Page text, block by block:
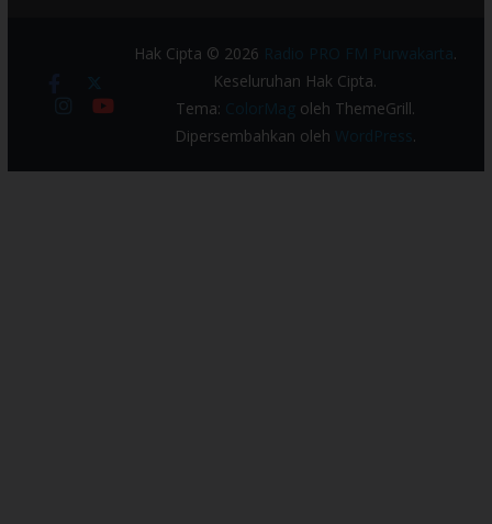
Hak Cipta © 2026 Radio PRO FM Purwakarta.
Keseluruhan Hak Cipta.
Tema: ColorMagoleh ThemeGrill.
Dipersembahkan oleh WordPress .